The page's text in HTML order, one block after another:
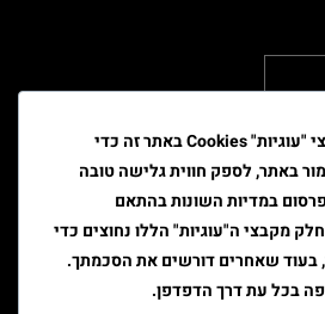
אנו משתמשים בקבצי "עוגיות" Cookies באתר זה כדי
באתר, לספק חווית גלישה טובה
במדיות השונות בהתאם
מקבצי ה"עוגיות" הללו נחוצים כדי
בעוד שאחרים דורשים את הסכמתך.
בכל עת דרך הדפדפן.